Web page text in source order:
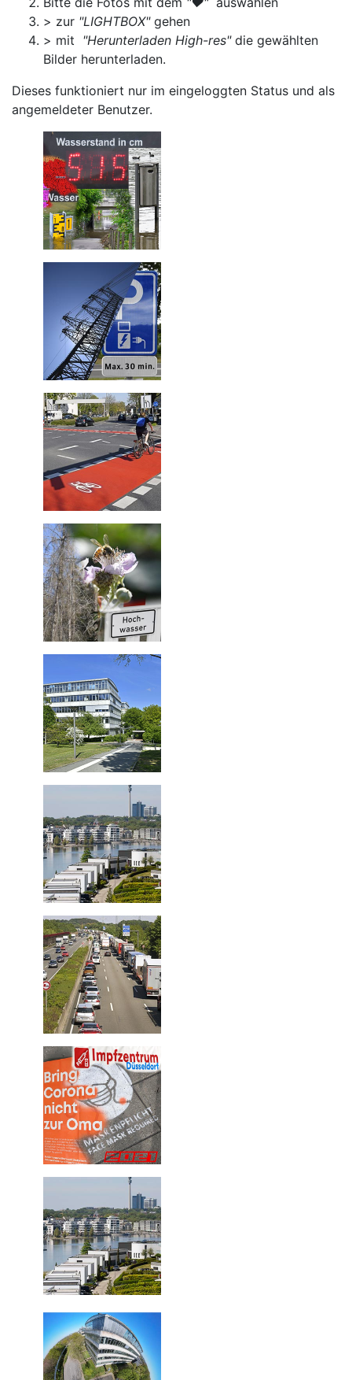
> zur "LIGHTBOX"gehen
> mit "Herunterladen High-res"die gewählten
Bilder herunterladen.
Dieses funktioniert nur im eingeloggten Status und als
angemeldeter Benutzer.